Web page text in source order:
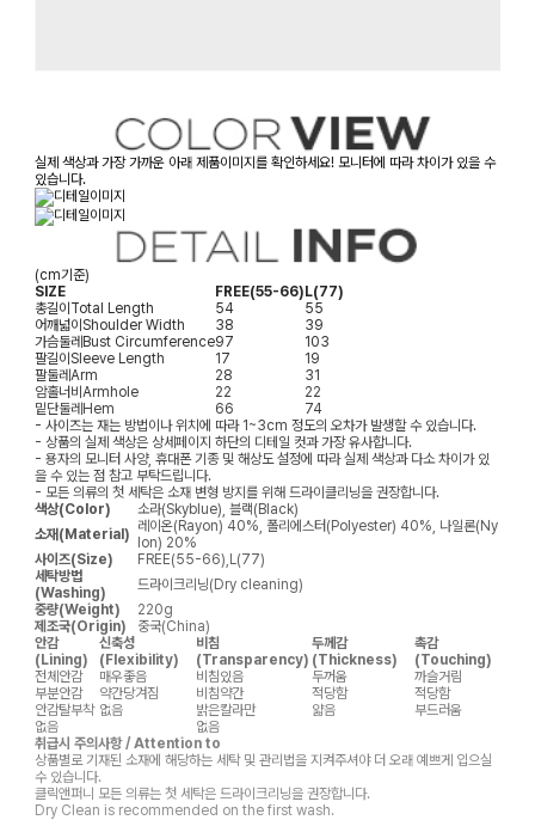
실제 색상과 가장 가까운 아래 제품이미지를 확인하세요! 모니터에 따라 차이가 있을 수
있습니다.
(cm기준)
SIZE
FREE(55-66) L(77)
총길이 Total Length 54
55
어깨넓이 Shoulder Width 38
39
가슴둘레 Bust Circumference97
103
팔길이 Sleeve Length 17
19
팔둘레 Arm 28
31
암홀너비 Armhole 22
22
밑단둘레 Hem 66
74
- 사이즈는 재는 방법이나 위치에 따라 1~3cm 정도의 오차가 발생할 수 있습니다.
- 상품의 실제 색상은 상세페이지 하단의 디테일 컷과 가장 유사합니다.
- 용자의 모니터 사양, 휴대폰 기종 및 해상도 설정에 따라 실제 색상과 다소 차이가 있
을 수 있는 점 참고 부탁드립니다.
- 모든 의류의 첫 세탁은 소재 변형 방지를 위해 드라이클리닝을 권장합니다.
색상(Color)
소라(Skyblue), 블랙(Black)
소재(Material) 레이온(Rayon) 40%, 폴리에스터(Polyester) 40%, 나일론(Ny
lon) 20%
사이즈(Size)
FREE(55-66),L(77)
세탁방법
(Washing)
드라이크리닝(Dry cleaning)
중량(Weight)
220g
제조국(Origin)
중국(China)
안감
(Lining)
신축성
(Flexibility)
비침
(Transparency)
두께감
(Thickness)
촉감
(Touching)
전체안감
매우좋음 비침있음 두꺼움
까슬거림
부분안감
약간당겨짐 비침약간 적당함
적당함
안감탈부착 없음 밝은칼라만 얇음
부드러움
없음
없음
취급시 주의사항 / Attention to
상품별로 기재된 소재에 해당하는 세탁 및 관리법을 지켜주셔야 더 오래 예쁘게 입으실
수 있습니다.
클릭앤퍼니 모든 의류는 첫 세탁은 드라이크리닝을 권장합니다.
Dry Clean is recommended on the first wash.